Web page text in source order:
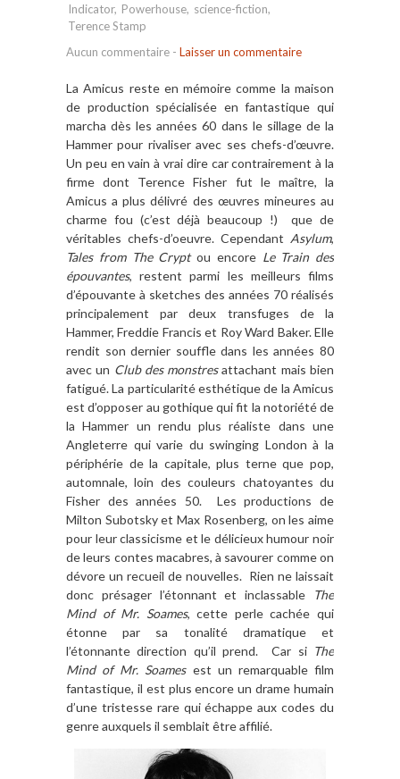
Indicator, Powerhouse, science-fiction,
Terence Stamp
Aucun commentaire - Laisser un commentaire
La Amicus reste en mémoire comme la maison
de production spécialisée en fantastique qui
marcha dès les années 60 dans le sillage de la
Hammer pour rivaliser avec ses chefs-d’œuvre.
Un peu en vain à vrai dire car contrairement à la
firme dont Terence Fisher fut le maître, la
Amicus a plus délivré des œuvres mineures au
charme fou (c’est déjà beaucoup !) que de
véritables chefs-d’oeuvre. Cependant Asylum,
Tales from The Cryptou encore Le Train des
épouvantes, restent parmi les meilleurs films
d’épouvante à sketches des années 70 réalisés
principalement par deux transfuges de la
Hammer, Freddie Francis et Roy Ward Baker. Elle
rendit son dernier souffle dans les années 80
avec un Club des monstresattachant mais bien
fatigué. La particularité esthétique de la Amicus
est d’opposer au gothique qui fit la notoriété de
la Hammer un rendu plus réaliste dans une
Angleterre qui varie du swinging London à la
périphérie de la capitale, plus terne que pop,
automnale, loin des couleurs chatoyantes du
Fisher des années 50. Les productions de
Milton Subotsky et Max Rosenberg, on les aime
pour leur classicisme et le délicieux humour noir
de leurs contes macabres, à savourer comme on
dévore un recueil de nouvelles. Rien ne laissait
donc présager l’étonnant et inclassable
The
Mind of Mr. Soames, cette perle cachée qui
étonne par sa tonalité dramatique et
l’étonnante direction qu’il prend. Car si The
Mind of Mr. Soamesest un remarquable film
fantastique, il est plus encore un drame humain
d’une tristesse rare qui échappe aux codes du
genre auxquels il semblait être affilié.